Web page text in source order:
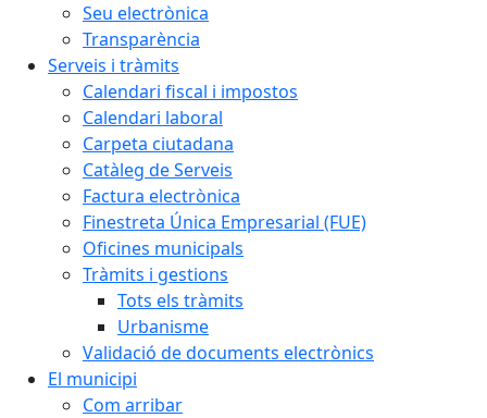
Seu electrònica
Transparència
Serveis i tràmits
Calendari fiscal i impostos
Calendari laboral
Carpeta ciutadana
Catàleg de Serveis
Factura electrònica
Finestreta Única Empresarial (FUE)
Oficines municipals
Tràmits i gestions
Tots els tràmits
Urbanisme
Validació de documents electrònics
El municipi
Com arribar